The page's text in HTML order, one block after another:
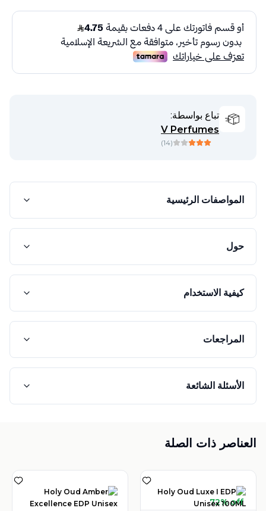
تباع بواسطة:
V Perfumes
(
14
)
المواصفات الرئيسية
حول
كيفية الاستخدام
المراجعات
الأسئلة الشائعة
العناصر ذات الصلة
72% off